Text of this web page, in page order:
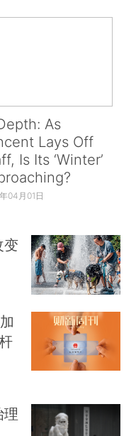
As
Lays Off
Is Its ‘Winter’
04月01日
变